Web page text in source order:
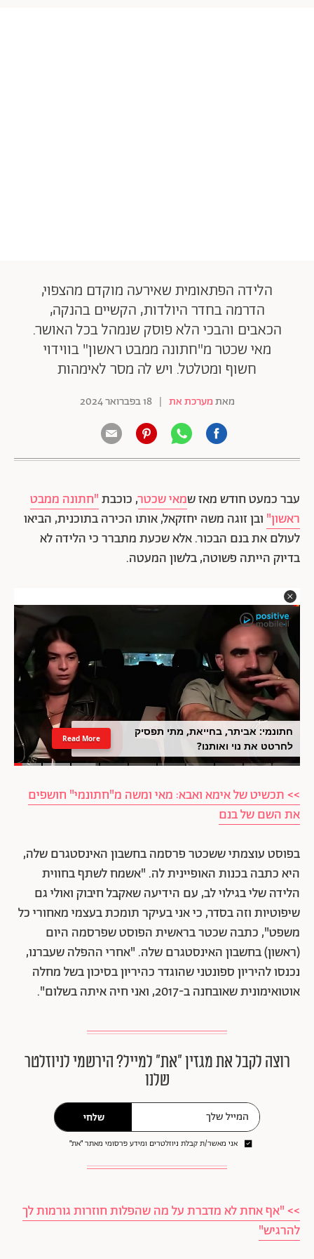
הלידה הפתאומית שאירעה מוקדם מהצפוי,
הדרמה בחדר היולדות, הקשיים בהנקה,
הכאבים והבכי הלא פוסק שנמהל בכל האושר.
מאי שכטר מ"חתונה ממבט ראשון" בווידוי
חשוף ומטלטל. ויש לה מסר לאימהות
מאתמערכת את | 18 בפברואר 2024
עבר כמעט חודש מאז שמאי שכטר, כוכבת"חתונה ממבט
ראשון" ובן זוגה משה יחזקאל, אותו הכירה בתוכנית, הביאו
לעולם את בנם הבכור. אלא שכעת מתברר כי הלידה לא
בדיוק הייתה פשוטה, בלשון המעטה.
חתונמי: אביתר, בחייאת, מתי תפסיק
לחרטט את נוי ואותנו?
Read More
>> תכשיט של אימא ואבא: מאי ומשה מ"חתונמי" חושפים
את השם של בנם
בפוסט עוצמתי ששכטר פרסמה בחשבון האינסטגרם שלה,
היא כתבה בכנות האופיינית לה. "אשמח לשתף בחווית
הלידה שלי בגילוי לב, עם הידיעה שאקבל חיבוק ואולי גם
שיפוטיות וזה בסדר, כי אני בעיקר תומכת בעצמי מאחורי כל
משפט", כתבה שכטר בראשית הפוסט שפרסמה היום
(ראשון) בחשבון האינסטגרם שלה. "אחרי ההפלה שעברנו,
נכנסו להיריון ספונטני שהוגדר כהיריון בסיכון בשל מחלה
אוטואימונית שאובחנה ב-2017, ואני חיה איתה בשלום".
רוצה לקבל את מגזין ״את״ למייל? הירשמי לניוזלטר
שלנו
שלחי
אני מאשר/ת קבלת ניוזלטרים ומידע פרסומי מאתר ״את״
>> "אף אחת לא מדברת על מה שהפלות חוזרות גורמות לך
להרגיש"